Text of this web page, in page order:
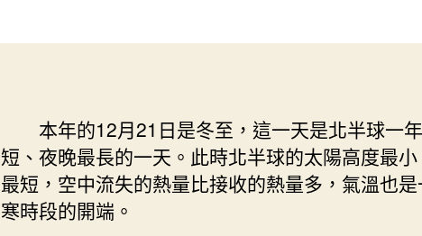
日
至
找
九
宮
格
本年的12月21日是冬至，這一天是北半球一
短、夜晚最長的一天。此時北半球的太陽高度最
最短，空中流失的熱量比接收的熱量多，氣溫也
寒時段的開端。